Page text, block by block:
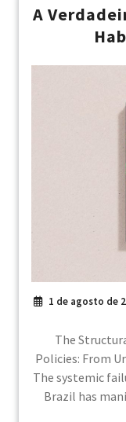
A
1 de agosto de
The
Policies: From
The systemic
Brazil has